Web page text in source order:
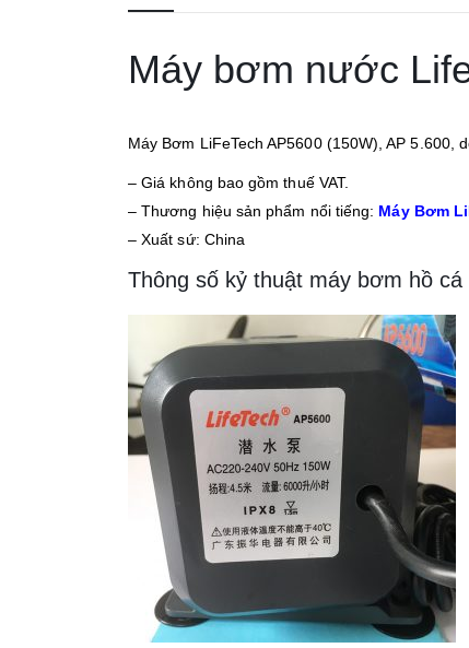
Máy bơm nước
Máy Bơm LiFeTech AP5600 (150W), AP 5.600,
– Giá không bao gồm thuế VAT.
– Thương hiệu sản phẩm nổi tiếng: Máy Bơm
– Xuất sứ: China
Thông số kỷ thuật máy bơm hồ cá